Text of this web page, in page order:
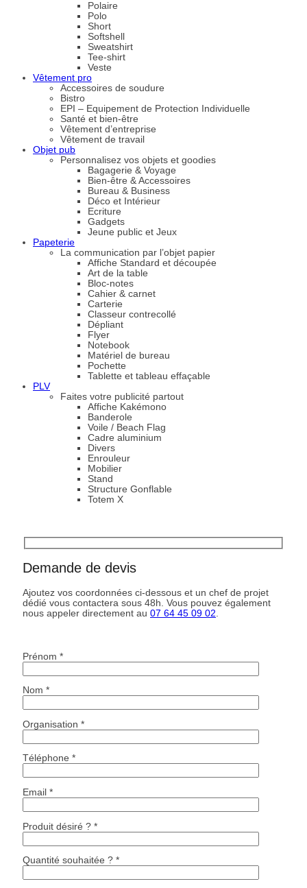
Polaire
Polo
Short
Softshell
Sweatshirt
Tee-shirt
Veste
Vêtement pro
Accessoires de soudure
Bistro
EPI – Equipement de Protection Individuelle
Santé et bien-être
Vêtement d’entreprise
Vêtement de travail
Objet pub
Personnalisez vos objets et goodies
Bagagerie & Voyage
Bien-être & Accessoires
Bureau & Business
Déco et Intérieur
Ecriture
Gadgets
Jeune public et Jeux
Papeterie
La communication par l’objet papier
Affiche Standard et découpée
Art de la table
Bloc-notes
Cahier & carnet
Carterie
Classeur contrecollé
Dépliant
Flyer
Notebook
Matériel de bureau
Pochette
Tablette et tableau effaçable
PLV
Faites votre publicité partout
Affiche Kakémono
Banderole
Voile / Beach Flag
Cadre aluminium
Divers
Enrouleur
Mobilier
Stand
Structure Gonflable
Totem X
Demande de devis
Ajoutez vos coordonnées ci-dessous et un chef de projet
dédié vous contactera sous 48h. Vous pouvez également
nous appeler directement au 07 64 45 09 02.
Prénom *
Nom *
Organisation *
Téléphone *
Email *
Produit désiré ? *
Quantité souhaitée ? *